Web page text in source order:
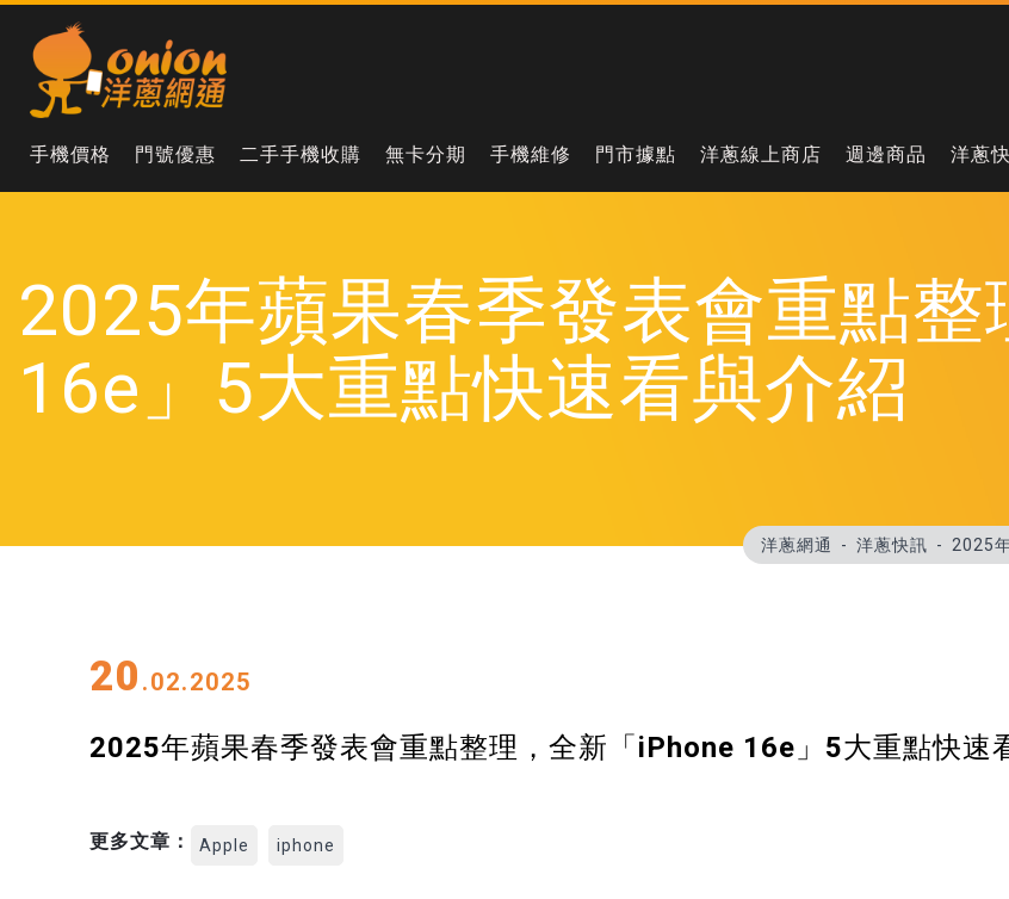
手機價格 門號優惠 二手手機收購 無卡分期 手機維修 門市據點 洋蔥線上商店 週邊商品 洋蔥
2025年蘋果春季發表會重點
16e」5大重點快速看與介紹
洋蔥網通 洋蔥快訊 2025
20 .02.2025
2025年蘋果春季發表會重點整理，全新「iPhone 16e」5大重點快速
更多文章： Apple iphone